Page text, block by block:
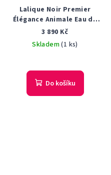
Lalique Noir Premier
Élégance Animale Eau de
Parfum 100ml parfémovaná
voda unisex TESTER
3 890 Kč
Skladem(1 ks)
Do košíku